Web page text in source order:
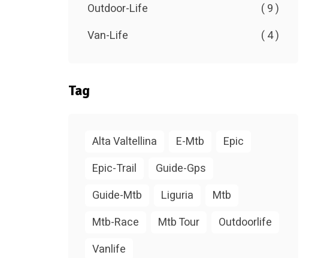
Outdoor-Life
( 9 )
Van-Life
( 4 )
Tag
Alta Valtellina E-Mtb
Epic
Epic-Trail
Guide-Gps
Guide-Mtb
Liguria
Mtb
Mtb-Race
Mtb Tour
Outdoorlife
Vanlife